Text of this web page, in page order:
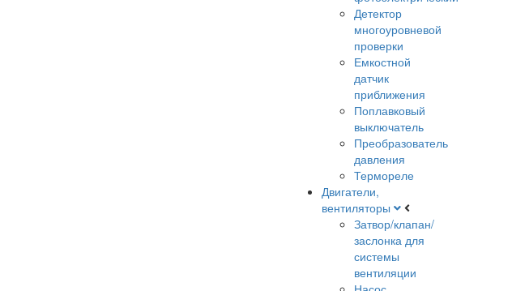
Детектор
многоуровневой
проверки
Емкостной
датчик
приближения
Поплавковый
выключатель
Преобразователь
давления
Термореле
Двигатели,
вентиляторы
Затвор/клапан/
заслонка для
системы
вентиляции